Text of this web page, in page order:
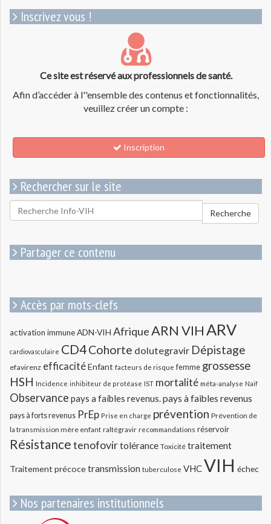
Inscrivez vous !
Ce site est réservé aux professionnels de santé.
Afin d’accéder à l''ensemble des contenus et fonctionnalités,
veuillez créer un compte :
Inscription
Rechercher sur le site
Rechercher
pour
Recherche
Partager ce contenu
Accès par mots-clefs
activation immuneADN-VIH AfriqueARN VIHARV
cardiovasculaire CD4Cohorte dolutegravir Dépistage
efavirenz efficacitéEnfant facteurs de risque femme grossesse
HSH Incidence inhibiteur de protéase IST mortalité méta-analyse Naif
Observance pays a faibles revenus.pays à faibles revenus
pays à forts revenus PrEp Prise en charge prévention Prévention de
la transmission mère enfant raltégravir recommandations réservoir
Résistancetenofovirtolérance Toxicité traitement
Traitement précocetransmission tuberculose VHCVIH échec
Nos partenaires institutionnels